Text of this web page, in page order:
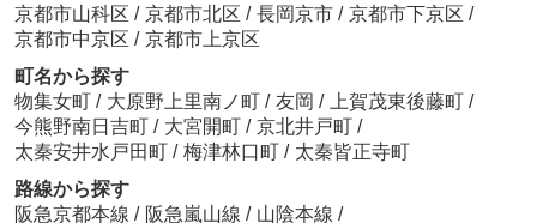
京都市山科区 / 京都市北区 / 長岡京市 / 京都市下京区 /
京都市中京区 / 京都市上京区
町名から探す
物集女町 / 大原野上里南ノ町 / 友岡 / 上賀茂東後藤町 /
今熊野南日吉町 / 大宮開町 / 京北井戸町 /
太秦安井水戸田町 / 梅津林口町 / 太秦皆正寺町
路線から探す
阪急京都本線 / 阪急嵐山線 / 山陰本線 /